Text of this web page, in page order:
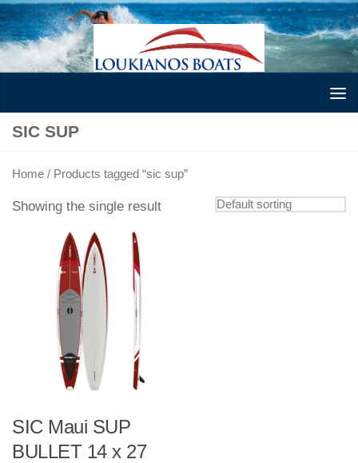
Skip to content
SIC SUP
Home / Products tagged “sic sup”
Showing the single result
SIC Maui SUP
BULLET 14 x 27